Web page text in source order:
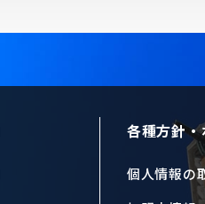
各種方針
個人情報の